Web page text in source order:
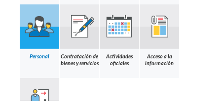
Personal
Contratación de
bienes y servicios
Actividades
oficiales
Acceso a la
información